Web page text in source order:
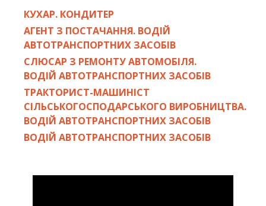
КУХАР. КОНДИТЕР
АГЕНТ З ПОСТАЧАННЯ. ВОДІЙ
АВТОТРАНСПОРТНИХ ЗАСОБІВ
СЛЮСАР З РЕМОНТУ АВТОМОБІЛЯ.
ВОДІЙ АВТОТРАНСПОРТНИХ ЗАСОБІВ
ТРАКТОРИСТ-МАШИНІСТ
СІЛЬСЬКОГОСПОДАРСЬКОГО ВИРОБНИЦТВА.
ВОДІЙ АВТОТРАНСПОРТНИХ ЗАСОБІВ
ВОДІЙ АВТОТРАНСПОРТНИХ ЗАСОБІВ